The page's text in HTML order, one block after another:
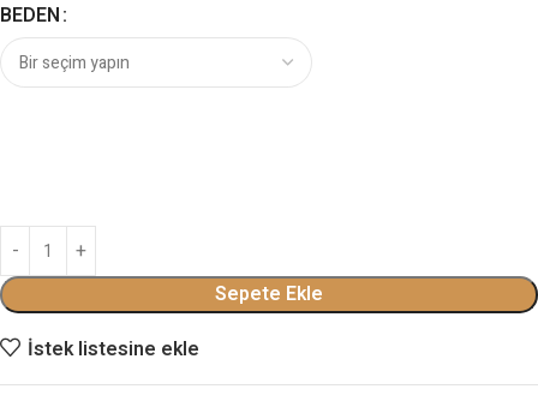
BEDEN
Sepete Ekle
İstek listesine ekle